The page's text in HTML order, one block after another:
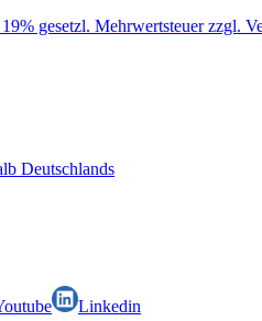
gesetzl. Mehrwertsteuer zzgl.
Deutschlands
Linkedin